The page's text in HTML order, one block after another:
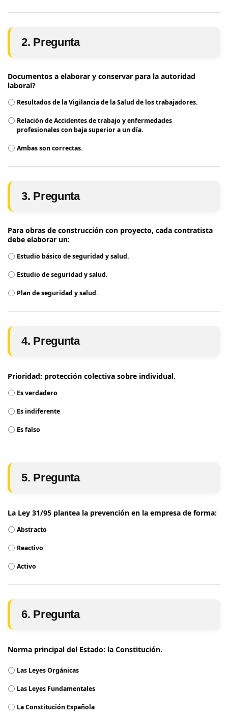
2. Pregunta
Documentos a elaborar y conservar para la autoridad
laboral?
Resultados de la Vigilancia de la Salud de los trabajadores.
Relación de Accidentes de trabajo y enfermedades
profesionales con baja superior a un día.
Ambas son correctas.
3. Pregunta
Para obras de construcción con proyecto, cada contratista
debe elaborar un:
Estudio básico de seguridad y salud.
Estudio de seguridad y salud.
Plan de seguridad y salud.
4. Pregunta
Prioridad: protección colectiva sobre individual.
Es verdadero
Es indiferente
Es falso
5. Pregunta
La Ley 31/95 plantea la prevención en la empresa de forma:
Abstracto
Reactivo
Activo
6. Pregunta
Norma principal del Estado: la Constitución.
Las Leyes Orgánicas
Las Leyes Fundamentales
La Constitución Española